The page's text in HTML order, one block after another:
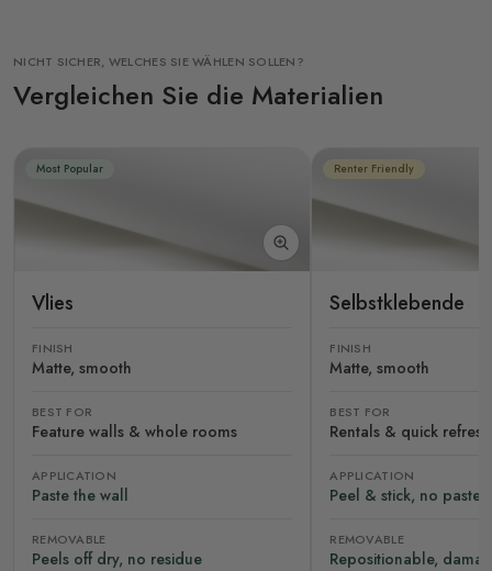
NICHT SICHER, WELCHES SIE WÄHLEN SOLLEN?
Vergleichen Sie die Materialien
Most Popular
Vlies
FINISH
Matte, smooth
BEST FOR
Feature walls & whole rooms
APPLICATION
Paste the wall
REMOVABLE
Peels off dry, no residue
Renter Friendly
Selbstklebende
FINISH
Matte, smooth
BEST FOR
Rentals & quick
APPLICATION
Peel & stick, no paste
REMOVABLE
Repositionable,